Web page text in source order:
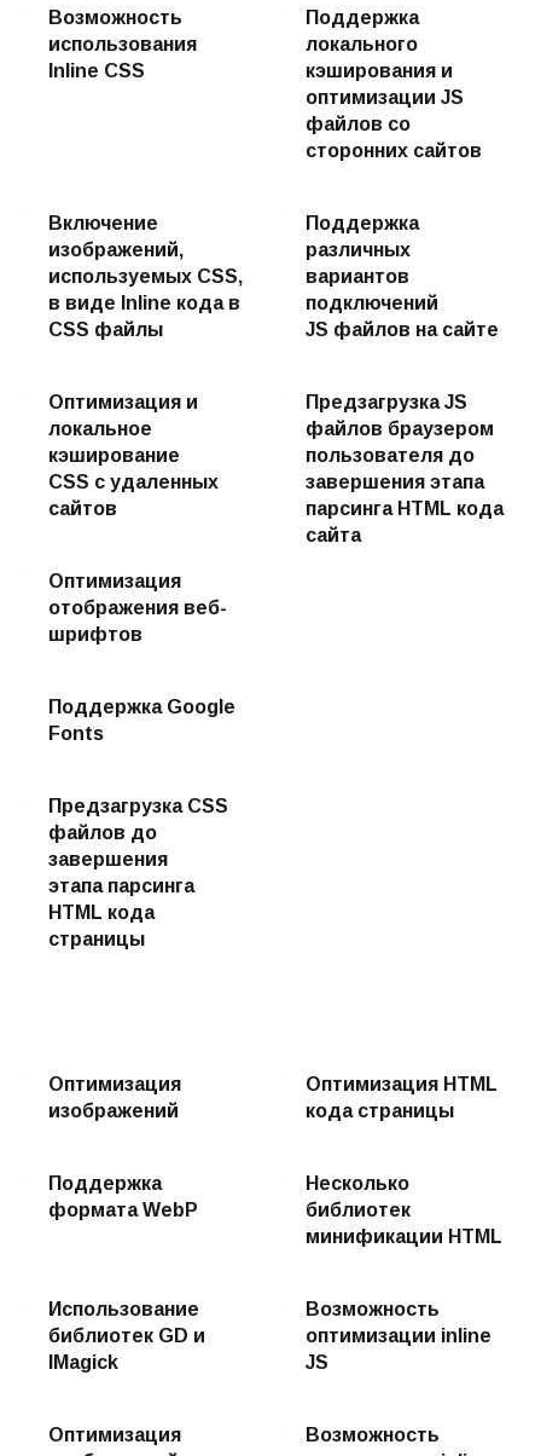
Возможность
использования
Inline CSS
Поддержка
локального
кэширования и
оптимизации JS
файлов со
сторонних сайтов
Включение
изображений,
используемых CSS,
в виде Inline кода в
CSS файлы
Поддержка
различных
вариантов
подключений
JS файлов на сайте
Оптимизация и
локальное
кэширование
CSS с удаленных
сайтов
Предзагрузка JS
файлов браузером
пользователя до
завершения этапа
парсинга HTML кода
сайта
Оптимизация
отображения веб-
шрифтов
Поддержка Google
Fonts
Предзагрузка CSS
файлов до
завершения
этапа парсинга
HTML кода
страницы
Оптимизация
изображений
Оптимизация HTML
кода страницы
Поддержка
формата WebP
Несколько
библиотек
минификации HTML
Использование
библиотек GD и
IMagick
Возможность
оптимизации inline
JS
Оптимизация
Возможность